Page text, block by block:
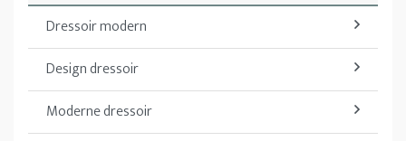
Dressoir modern
Design dressoir
Moderne dressoir